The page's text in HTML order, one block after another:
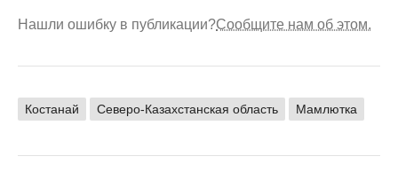
Нашли ошибку в публикации?Сообщите нам об этом.
Костанай Северо-Казахстанская область Мамлютка